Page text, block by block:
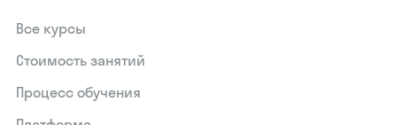
Все курсы
Стоимость занятий
Процесс обучения